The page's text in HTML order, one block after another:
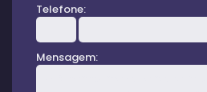
Telefone:
Mensagem: